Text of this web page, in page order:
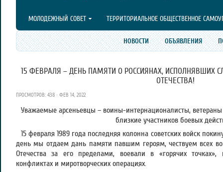
МОЛОДЕЖНЫЙ СОВЕТ ТЕРРИТОРИАЛЬНОЕ ОБЩЕСТВЕННОЕ
НОВОСТИ ОБЪЯВЛЕНИЯ
15 ФЕВРАЛЯ – ДЕНЬ ПАМЯТИ О РОССИЯНАХ, ИСПОЛНЯВШИХ
ОТЕЧЕСТВА!
ПРОСМОТРОВ: 438 · ФЕВ 14, 2022
Уважаемые арсеньевцы – воины-интернационалисты,
близкие участников боевых
15 февраля 1989 года последняя колонна советских войск
день мы отдаем дань памяти павшим героям, чествуем всех
Отечества за его пределами, воевали в «горячих
конфликтах и миротворческих операциях.